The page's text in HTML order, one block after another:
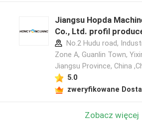
Jiangsu Hopda
Co., Ltd. profil
No.2 Hudu road,
Zone A, Guanlin Town,
Jiangsu Province, China
5.0
zweryfikowane
Zobacz więcej